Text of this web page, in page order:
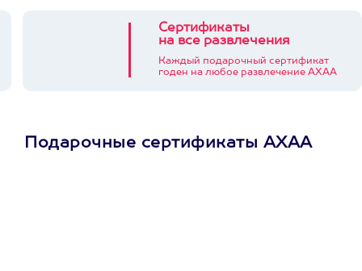
Сертификаты
на все развлечения
Каждый подарочный сертификат
годен на любое развлечение АХАА
Подарочные сертификаты АХАА